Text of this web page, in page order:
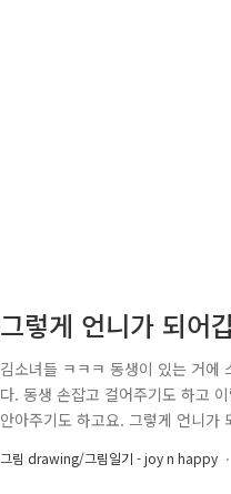
그렇게 언니가 되어
김소녀들 ㅋㅋㅋ 동생이 있는 거에
다. 동생 손잡고 걸어주기도 하고
안아주기도 하고요. 그렇게 언니
는 조이가 김을 먹고 있을때는 조
가 뽀갠 후 후다닥 먹습니다. ㅎㅎ
그림 drawing/그림일기 - joy n happy